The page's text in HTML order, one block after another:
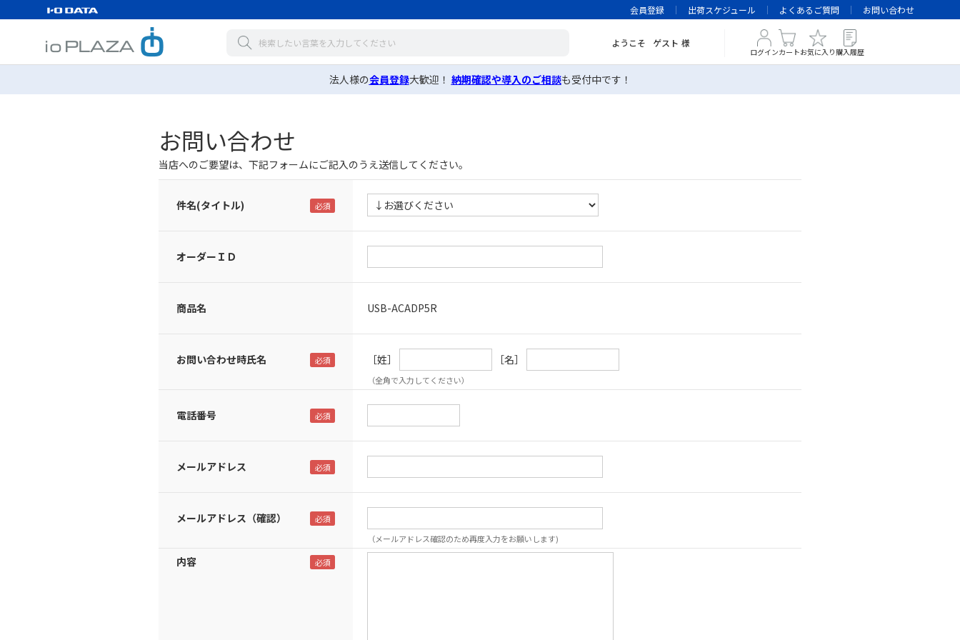
会員登録 出荷スケジュール よくあるご質問 お問い合わせ
ようこそ ゲスト 様
ログインカートお気に入り 購入履歴
法人様の会員登録大歓迎！ 納期確認や導入のご相談も受付中です！
お問い合わせ
当店へのご要望は、下記フォームにご記入のうえ送信してください。
件名(タイトル)
オーダーＩＤ
商品名 USB-ACADP5R
お問い合わせ時氏名 ［姓］ ［名］
（全角で入力してください）
電話番号
メールアドレス
メールアドレス（確認）
（メールアドレス確認のため再度入力をお願いします)
内容